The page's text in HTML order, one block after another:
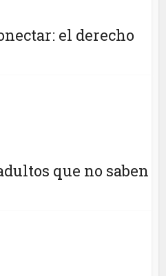
el derecho
que no saben